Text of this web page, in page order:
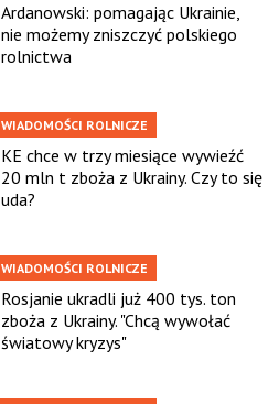
Ardanowski: pomagając Ukrainie,
nie możemy zniszczyć polskiego
rolnictwa
WIADOMOŚCI ROLNICZE
KE chce w trzy miesiące wywieźć
20 mln t zboża z Ukrainy. Czy to się
uda?
WIADOMOŚCI ROLNICZE
Rosjanie ukradli już 400 tys. ton
zboża z Ukrainy. "Chcą wywołać
światowy kryzys"